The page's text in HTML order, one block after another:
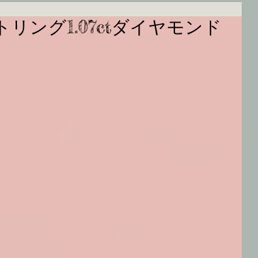
ング1.07ctダイヤモンド